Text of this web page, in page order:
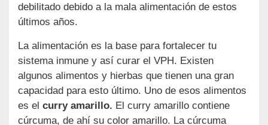
debilitado debido a la mala alimentación de estos
últimos años.
La alimentación es la base para fortalecer tu
sistema inmune y así curar el VPH. Existen
algunos alimentos y hierbas que tienen una gran
capacidad para esto último. Uno de esos alimentos
es el curry amarillo. El curry amarillo contiene
cúrcuma, de ahí su color amarillo. La cúrcuma